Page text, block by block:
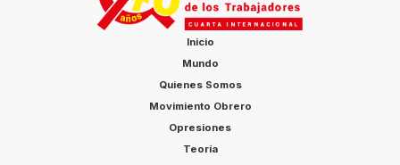
Inicio
Mundo
Quienes Somos
Movimiento Obrero
Opresiones
Teoría